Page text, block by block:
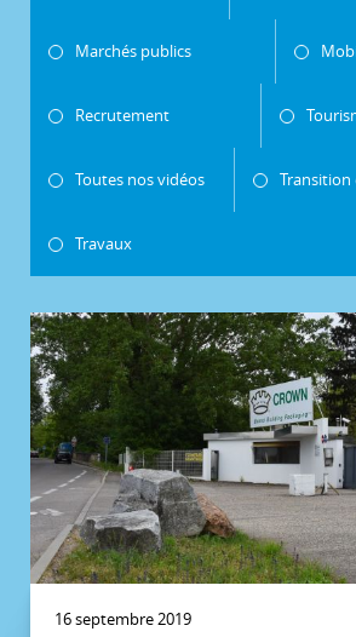
Marchés publics
Recrutement
Toutes nos vidéos Transition
Travaux
16 septembre 2019